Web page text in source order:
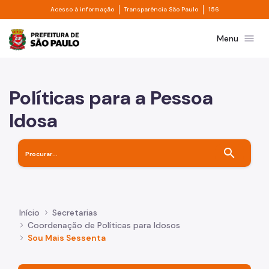
Pular para o Conteúdo principal
Acesso à informação Divisor de acesso à informação
Transparência São Paulo Divisor de
156
Prefeitura de São PauloMenu menu
Políticas para a Pessoa
Idosa
search
Início
Secretarias
Coordenação de Políticas para Idosos
Sou Mais Sessenta